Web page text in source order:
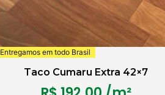
Entregamos em todo Brasil
Taco Cumaru Extra 42×7